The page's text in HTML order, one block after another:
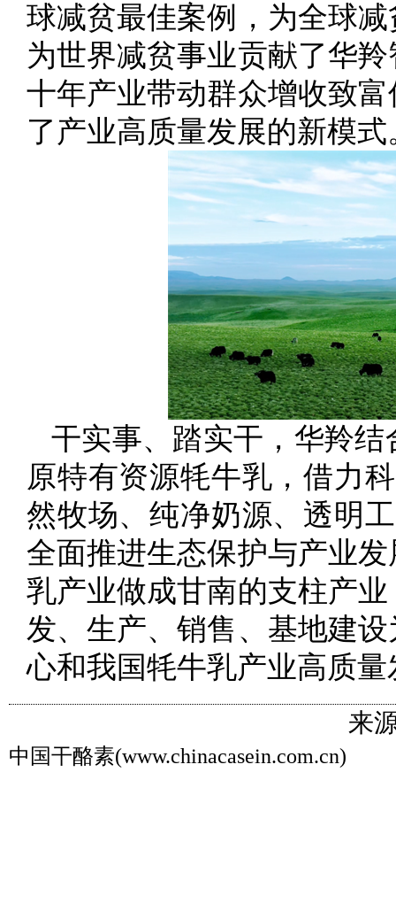
球减贫最佳案例，为全球
为世界减贫事业贡献了华
十年产业带动群众增收致
了产业高质量发展的新模式
干实事、踏实干，华羚
原特有资源牦牛乳，借力
然牧场、纯净奶源、透明
全面推进生态保护与产业
乳产业做成甘南的支柱产
发、生产、销售、基地建
心和我国牦牛乳产业高质
来
中国干酪素(www.chinacasein.com.cn)